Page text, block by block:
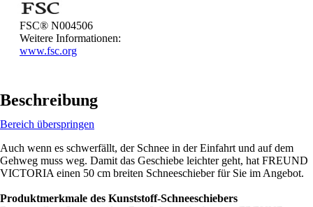
FSC® N004506
Weitere Informationen:
www.fsc.org
Beschreibung
Bereich überspringen
Auch wenn es schwerfällt, der Schnee in der Einfahrt und auf dem
Gehweg muss weg. Damit das Geschiebe leichter geht, hat FREUND
VICTORIA einen 50 cm breiten Schneeschieber für Sie im Angebot.
Produktmerkmale des Kunststoff-Schneeschiebers